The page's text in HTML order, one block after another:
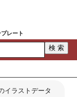
レート
イラストデータ